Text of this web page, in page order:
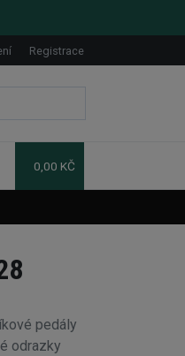
Registrace
0,00 KČ
pedály
odrazky